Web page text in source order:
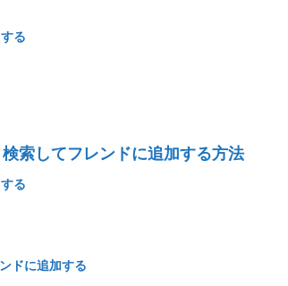
る
索してフレンドに追加する方法
る
ドに追加する